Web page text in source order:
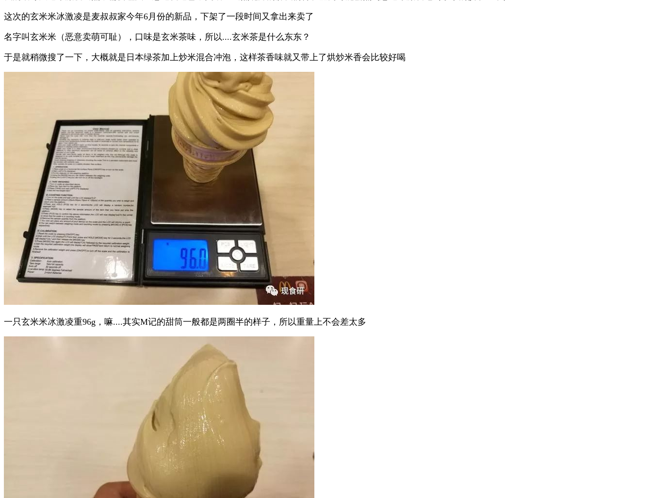
这次的玄米米冰激凌是麦叔叔家今年6月份的新品，下架了一段时间又拿出来卖了
名字叫玄米米（恶意卖萌可耻），口味是玄米茶味，所以....玄米茶是什么东东？
于是就稍微搜了一下，大概就是日本绿茶加上炒米混合冲泡，这样茶香味就又带上了烘炒米香会比较好喝
一只玄米米冰激凌重96g，嘛....其实M记的甜筒一般都是两圈半的样子，所以重量上不会差太多